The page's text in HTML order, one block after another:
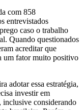
com 858
entrevistados
caso o trabalho
Quando questionados
acreditar que
um fator muito positivo
adotar essa estratégia,
investir em
inclusive considerando